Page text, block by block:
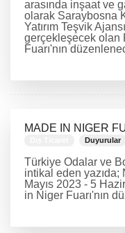
arasında inşaat ve
olarak Saraybosna
Yatırım Teşvik
gerçekleşecek olan
Fuarı'nın
MADE IN NIGER
Duyurular
Türkiye Odalar ve
intikal eden
Mayıs 2023 - 5
in Niger Fuarı'nın